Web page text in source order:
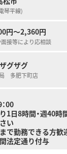
制限のある方
味のある方
琴平線)
円～2,360円
接等により応相談
グザグ
多肥下町店
00
1日8時間・週40時
い
で勤務できる方歓
法定通り付与